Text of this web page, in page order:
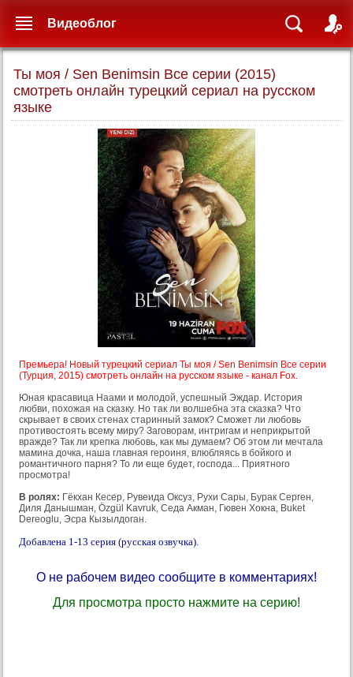
Ты моя / Sen Benimsin Все серии (2015)
смотреть онлайн турецкий сериал на русском
языке
Премьера! Новый турецкий сериал Ты моя / Sen Benimsin Все серии
(Турция, 2015) смотреть онлайн на русском языке - канал Fox.
Юная красавица Наами и молодой, успешный Эждар. История
любви, похожая на сказку. Но так ли волшебна эта сказка? Что
скрывает в своих стенах старинный замок? Сможет ли любовь
противостоять всему миру? Заговорам, интригам и неприкрытой
вражде? Так ли крепка любовь, как мы думаем? Об этом ли мечтала
мамина дочка, наша главная героиня, влюбляясь в бойкого и
романтичного парня? То ли еще будет, господа... Приятного
просмотра!
В ролях: Гёкхан Кесер, Рувеида Оксуз, Рухи Сары, Бурак Серген,
Диля Данышман, Özgül Kavruk, Седа Акман, Гювен Хокна, Buket
Dereoglu, Эсра Кызылдоган.
Добавлена 1-13 серия (русская озвучка).
О не рабочем видео сообщите в комментариях!
Для просмотра просто нажмите на серию!
Видеоблог